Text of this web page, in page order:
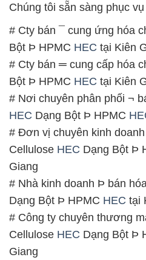
Chúng tôi sẵn sàng phục
# Cty bán ¯ cung ứng hóa
Bột Þ HPMC HEC tại Kiên
# Cty bán ═ cung cấp hóa
Bột Þ HPMC HEC tại Kiên
# Nơi chuyên phân phối ¬
HEC Dạng Bột Þ HPMC
# Đơn vị chuyên kinh
Cellulose HEC Dạng Bột Þ
Giang
# Nhà kinh doanh Þ bán
Dạng Bột Þ HPMC HEC tại
# Công ty chuyên thương
Cellulose HEC Dạng Bột Þ
Giang